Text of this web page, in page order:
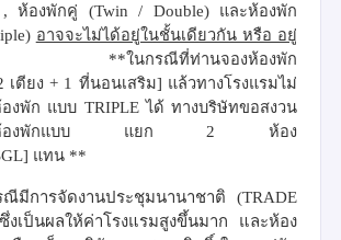
,ห้องพักคู่ (Twin / Double) และห้องพัก
อาจจะไม่ได้อยู่ในชั้นเดียวกัน หรือ อยู่
ในกรณีที่ท่านจองห้องพัก
เตียง+ 1 ที่นอนเสริม] แล้วทางโรงแรมไม่
งพัก แบบ TRIPLEได้ ทางบริษัทขอสงวน
จัดห้องพักแบบ แยก 2
ห้อง
แทน **
ณีมีการจัดงานประชุมนานาชาติ(TRADE
ซึ่งเป็นผลให้ค่าโรงแรมสูงขึ้นมาก และห้อง